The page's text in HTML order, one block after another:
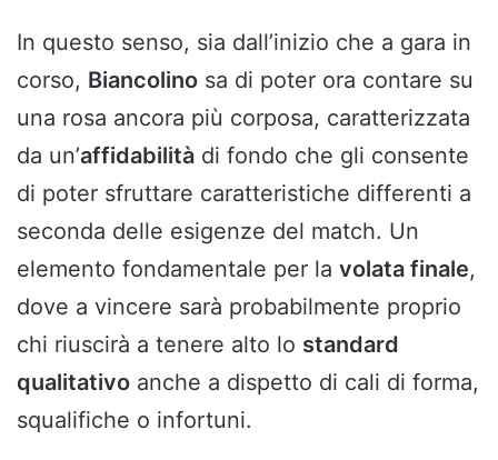
In questo senso, sia dall’inizio che a gara in
corso, Biancolino sa di poter ora contare su
una rosa ancora più corposa, caratterizzata
da un’affidabilità di fondo che gli consente
di poter sfruttare caratteristiche differenti a
seconda delle esigenze del match. Un
elemento fondamentale per la volata finale,
dove a vincere sarà probabilmente proprio
chi riuscirà a tenere alto lo standard
qualitativo anche a dispetto di cali di forma,
squalifiche o infortuni.